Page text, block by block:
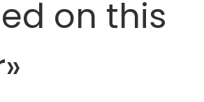
on this